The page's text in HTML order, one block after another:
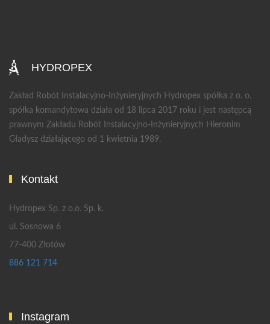
HYDROPEX
Zakład Robót Instalacyjno-Inżynieryjnych Hydropex spółka z o. o.
spółka komandytowa działa od 18 lipca 2017 roku i jest następcą
prawnym Zakładu Robót Instalacyjno-Inżynieryjnych Hieronim
Gładysz działającego od 1 kwietnia 1989.
Kontakt
Hydropex Sp. z o.o. Sp. k.
ul. Sosnowa 6
77-400 Złotów
886 121 714
Instagram